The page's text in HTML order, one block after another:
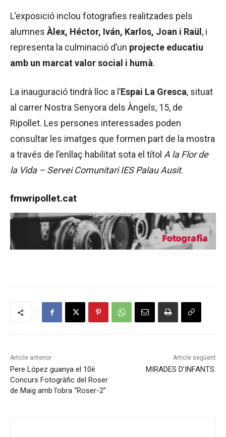
L’exposició inclou fotografies realitzades pels
alumnes Àlex, Héctor, Iván, Karlos, Joan i Raül, i
representa la culminació d’un projecte educatiu
amb un marcat valor social i humà.
La inauguració tindrà lloc a l’Espai La Gresca, situat
al carrer Nostra Senyora dels Àngels, 15, de
Ripollet. Les persones interessades poden
consultar les imatges que formen part de la mostra
a través de l’enllaç habilitat sota el títol A la Flor de
la Vida – Servei Comunitari IES Palau Ausit.
fmwripollet.cat
Article anterior
Pere López guanya el 10è
Concurs Fotogràfic del Roser
de Maig amb l’obra “Roser-2”
Article següent
MIRADES D’INFANTS: